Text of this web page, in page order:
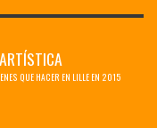
QUE HACER EN LILLE EN 2015